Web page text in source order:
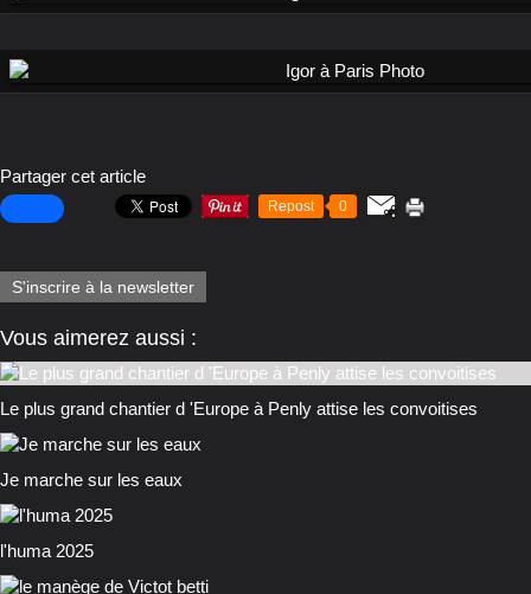
Partager cet article
Repost 0
S'inscrire à la newsletter
Vous aimerez aussi :
Le plus grand chantier d 'Europe à Penly attise les convoitises
Je marche sur les eaux
l'huma 2025